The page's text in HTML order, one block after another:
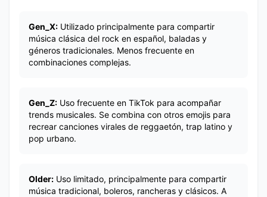
Gen_X: Utilizado principalmente para compartir
música clásica del rock en español, baladas y
géneros tradicionales. Menos frecuente en
combinaciones complejas.
Gen_Z: Uso frecuente en TikTok para acompañar
trends musicales. Se combina con otros emojis para
recrear canciones virales de reggaetón, trap latino y
pop urbano.
Older: Uso limitado, principalmente para compartir
música tradicional, boleros, rancheras y clásicos. A